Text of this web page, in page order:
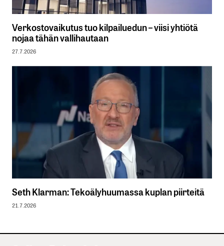
Verkostovaikutus tuo kilpailuedun – viisi yhtiötä
nojaa tähän vallihautaan
27.7.2026
Seth Klarman: Tekoälyhuumassa kuplan piirteitä
21.7.2026